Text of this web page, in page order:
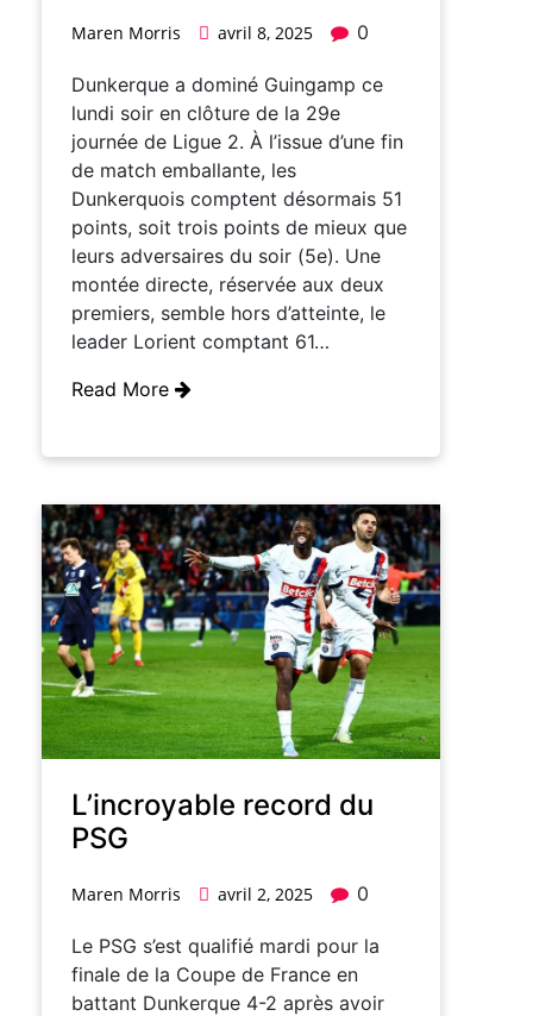
Maren Morris avril 8, 2025 0
Dunkerque a dominé Guingamp ce
lundi soir en clôture de la 29e
journée de Ligue 2. À l’issue d’une fin
de match emballante, les
Dunkerquois comptent désormais 51
points, soit trois points de mieux que
leurs adversaires du soir (5e). Une
montée directe, réservée aux deux
premiers, semble hors d’atteinte, le
leader Lorient comptant 61…
Read More
L’incroyable record du
PSG
Maren Morris avril 2, 2025 0
Le PSG s’est qualifié mardi pour la
finale de la Coupe de France en
battant Dunkerque 4-2 après avoir